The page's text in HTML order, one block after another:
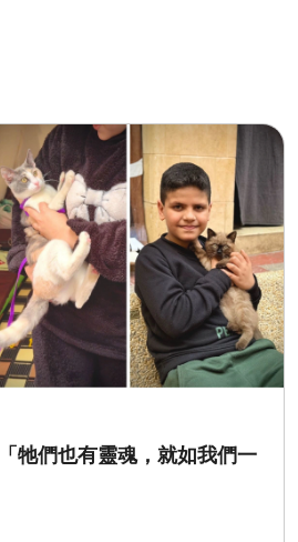
牠們也有靈魂，就如我們一